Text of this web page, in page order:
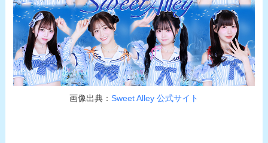
画像出典： Sweet Alley 公式サイト